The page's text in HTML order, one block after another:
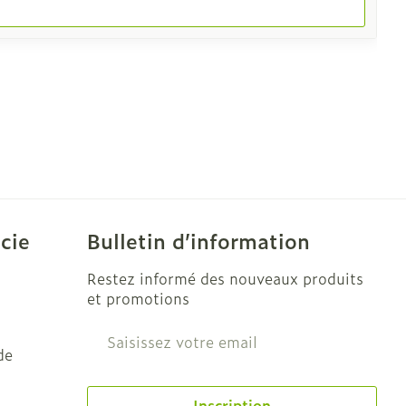
Bulletin d’information
Restez informé des nouveaux produits
et promotions
Adresse mail